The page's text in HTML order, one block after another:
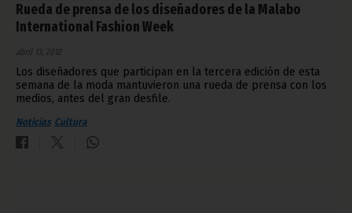
Rueda de prensa de los diseñadores de la Malabo
International Fashion Week
abril 13, 2012
Los diseñadores que participan en la tercera edición de esta
semana de la moda mantuvieron una rueda de prensa con los
medios, antes del gran desfile.
Noticias Cultura